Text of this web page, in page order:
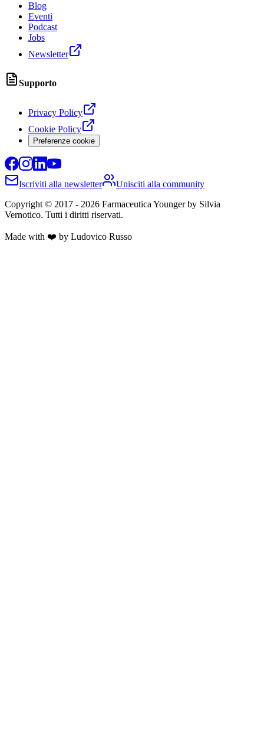
Blog
Eventi
Podcast
Jobs
Newsletter
Supporto
Privacy Policy
Cookie Policy
Preferenze cookie
Iscriviti alla newsletter
Unisciti alla community
Copyright © 2017 - 2026 Farmaceutica Youngerby Silvia
Vernotico. Tutti i diritti riservati.
Made with ❤️ by Ludovico Russo